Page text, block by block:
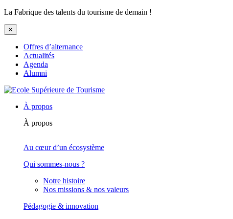
La Fabrique des talents du tourisme de demain !
✕
Offres d’alternance
Actualités
Agenda
Alumni
À propos
À propos
Au cœur d’un écosystème
Qui sommes-nous ?
Notre histoire
Nos missions & nos valeurs
Pédagogie & innovation